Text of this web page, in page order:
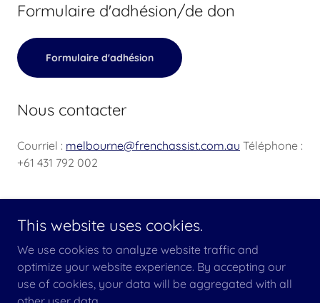
Formulaire d'adhésion/de don
Formulaire d'adhésion
Nous contacter
Courriel : melbourne@frenchassist.com.au Téléphone :
+61 431 792 002
Copyright © 2026 French Assist Australia - All Rights Reserved.
Powered by
This website uses cookies.
We use cookies to analyze website traffic and
optimize your website experience. By accepting our
use of cookies, your data will be aggregated with all